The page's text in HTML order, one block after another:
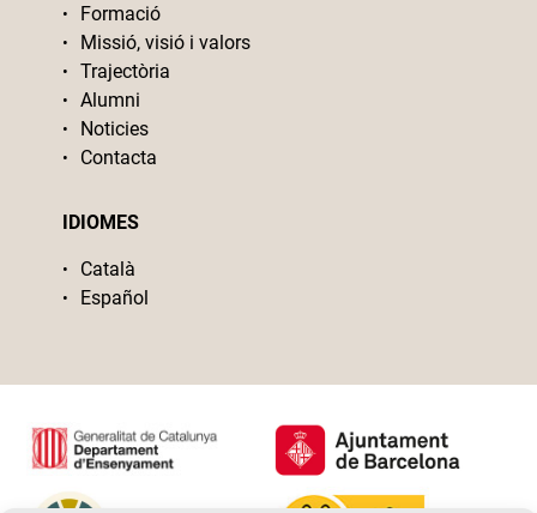
Formació
Missió, visió i valors
Trajectòria
Alumni
Noticies
Contacta
IDIOMES
Català
Español